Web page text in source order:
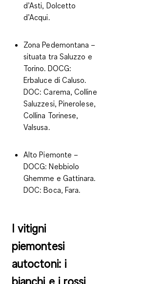
d’Asti, Dolcetto
d’Acqui.
Zona Pedemontana –
situata tra Saluzzo e
Torino. DOCG:
Erbaluce di Caluso.
DOC: Carema, Colline
Saluzzesi, Pinerolese,
Collina Torinese,
Valsusa.
Alto Piemonte –
DOCG: Nebbiolo
Ghemme e Gattinara.
DOC: Boca, Fara.
I vitigni
piemontesi
autoctoni: i